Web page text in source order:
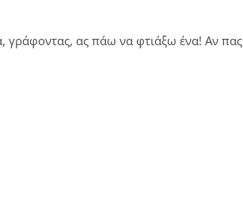
γράφοντας, ας πάω να φτιάξω ένα! Αν πας